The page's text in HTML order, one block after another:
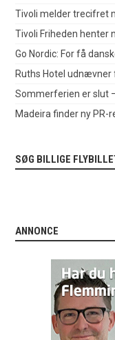
Tivoli melder trecifret
Tivoli Friheden henter
Go Nordic: For få
Ruths Hotel
Sommerferien er slut
Madeira finder ny
SØG BILLIGE
ANNONCE